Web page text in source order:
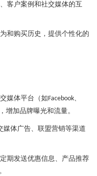
客户案例和社交媒体的互
和购买历史，提供个性化的
媒体平台（如Facebook、
增加品牌曝光和流量。
媒体广告、联盟营销等渠道
期发送优惠信息、产品推荐